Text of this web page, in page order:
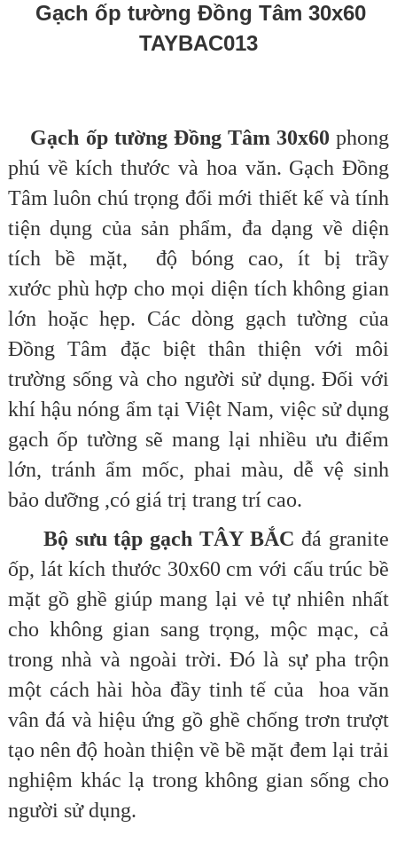
Gạch ốp tường Đồng Tâm 30x60
TAYBAC013
Gạch ốp tường Đồng Tâm 30x60 phong
phú về kích thước và hoa văn. Gạch Đồng
Tâm luôn chú trọng đổi mới thiết kế và tính
tiện dụng của sản phẩm, đa dạng về diện
tích bề mặt, độ bóng cao, ít bị trầy
xước phù hợp cho mọi diện tích không gian
lớn hoặc hẹp. Các dòng gạch tường của
Đồng Tâm đặc biệt thân thiện với môi
trường sống và cho người sử dụng. Đối với
khí hậu nóng ẩm tại Việt Nam, việc sử dụng
gạch ốp tường sẽ mang lại nhiều ưu điểm
lớn, tránh ẩm mốc, phai màu, dễ vệ sinh
bảo dưỡng ,có giá trị trang trí cao.
Bộ sưu tập gạch TÂY BẮC đá granite
ốp, lát kích thước 30x60 cm với cấu trúc bề
mặt gồ ghề giúp mang lại vẻ tự nhiên nhất
cho không gian sang trọng, mộc mạc, cả
trong nhà và ngoài trời. Đó là sự pha trộn
một cách hài hòa đầy tinh tế của hoa văn
vân đá và hiệu ứng gồ ghề chống trơn trượt
tạo nên độ hoàn thiện về bề mặt đem lại trải
nghiệm khác lạ trong không gian sống cho
người sử dụng.